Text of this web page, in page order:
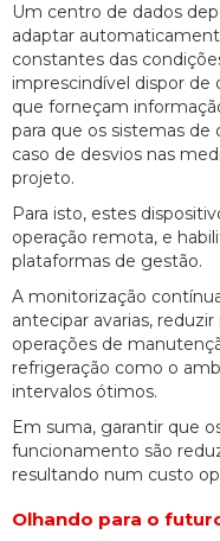
Um centro de dados
adaptar
constantes das
imprescindível dispor
que forneçam
para que os sistemas
caso de desvios nas
projeto.
Para isto, estes
operação remota, e
plataformas de gestão.
A monitorização
antecipar avarias,
operações de
refrigeração como o
intervalos ótimos.
Em suma, garantir que
funcionamento são
resultando num custo
Olhando para o